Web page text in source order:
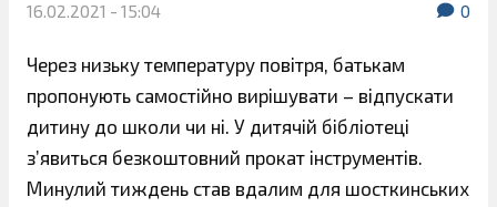
16.02.2021 - 15:04 0
Через низьку температуру повітря, батькам
пропонують самостійно вирішувати – відпускати
дитину до школи чи ні. У дитячій бібліотеці
з’явиться безкоштовний прокат інструментів.
Минулий тиждень став вдалим для шосткинських